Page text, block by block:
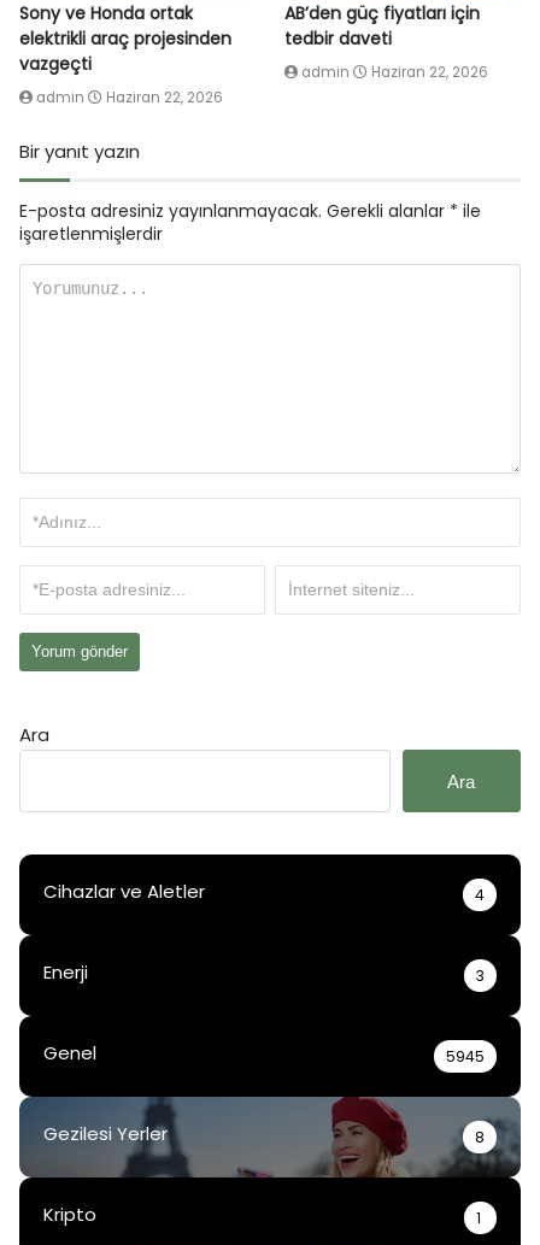
Sony ve Honda ortak
elektrikli araç projesinden
vazgeçti
admin Haziran 22, 2026
AB’den güç fiyatları için
tedbir daveti
admin Haziran 22, 2026
Bir yanıt yazın
E-posta adresiniz yayınlanmayacak. Gerekli alanlar * ile
işaretlenmişlerdir
Ara
Ara
Cihazlar ve Aletler 4
Enerji 3
Genel 5945
Gezilesi Yerler 8
Kripto 1